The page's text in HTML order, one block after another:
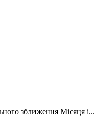
зближення Місяця і...